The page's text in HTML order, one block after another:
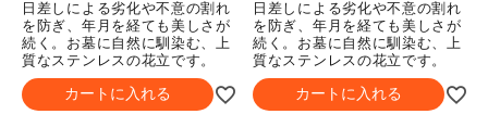
日差しによる劣化や不意の割れ
を防ぎ、年月を経ても美しさが
続く。お墓に自然に馴染む、上
質なステンレスの花立です。
カートに入れる
日差しによる劣化や不意の割れ
を防ぎ、年月を経ても美しさが
続く。お墓に自然に馴染む、上
質なステンレスの花立です。
カートに入れる